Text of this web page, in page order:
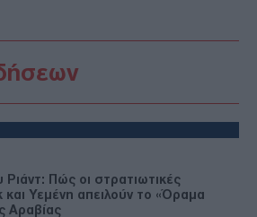
Πώς οι στρατιωτικές
και Υεμένη απειλούν το «Όραμα
Αραβίας